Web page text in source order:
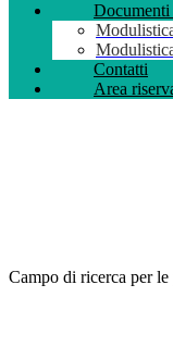
Contatti
Area
Campo di ricerca per